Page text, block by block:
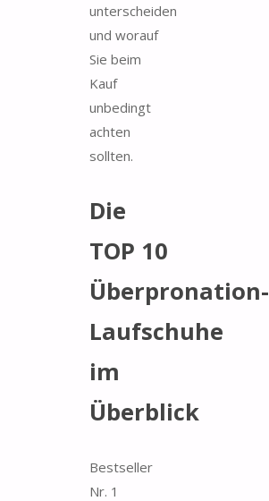
unterscheiden
und worauf
Sie beim
Kauf
unbedingt
achten
sollten.
Die
TOP 10
Überpronation-
Laufschuhe
im
Überblick
Bestseller
Nr. 1